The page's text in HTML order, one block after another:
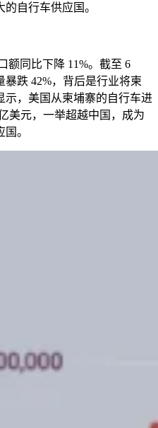
自行车供应国。
额同比下降 11%。截至 6
跌 42%，背后是行业将柬
示，美国从柬埔寨的自行车进
美元，一举超越中国，成为
。